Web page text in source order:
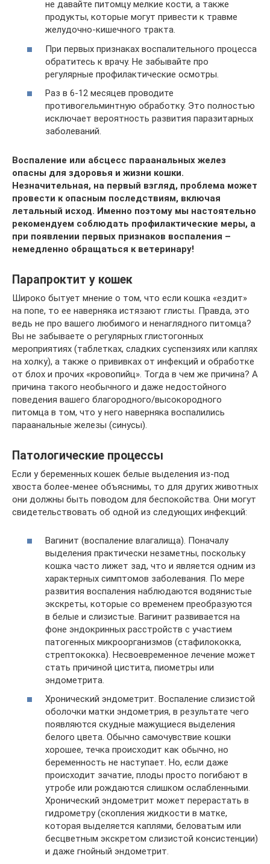
не давайте питомцу мелкие кости, а также
продукты, которые могут привести к травме
желудочно-кишечного тракта.
При первых признаках воспалительного процесса
обратитесь к врачу. Не забывайте про
регулярные профилактические осмотры.
Раз в 6-12 месяцев проводите
противогельминтную обработку. Это полностью
исключает вероятность развития паразитарных
заболеваний.
Воспаление или абсцесс параанальных желез
опасны для здоровья и жизни кошки.
Незначительная, на первый взгляд, проблема может
провести к опасным последствиям, включая
летальный исход. Именно поэтому мы настоятельно
рекомендуем соблюдать профилактические меры, а
при появлении первых признаков воспаления –
немедленно обращаться к ветеринару!
Парапроктит у кошек
Широко бытует мнение о том, что если кошка «ездит»
на попе, то ее наверняка истязают глисты. Правда, это
ведь не про вашего любимого и ненаглядного питомца?
Вы не забываете о регулярных глистогонных
мероприятиях (таблетках, сладких суспензиях или каплях
на холку), а также о прививках от инфекций и обработке
от блох и прочих «кровопийц». Тогда в чем же причина? А
причина такого необычного и даже недостойного
поведения вашего благородного/высокородного
питомца в том, что у него наверняка воспалились
параанальные железы (синусы).
Патологические процессы
Если у беременных кошек белые выделения из-под
хвоста более-менее объяснимы, то для других животных
они должны быть поводом для беспокойства. Они могут
свидетельствовать об одной из следующих инфекций:
Вагинит (воспаление влагалища). Поначалу
выделения практически незаметны, поскольку
кошка часто лижет зад, что и является одним из
характерных симптомов заболевания. По мере
развития воспаления наблюдаются водянистые
экскреты, которые со временем преобразуются
в белые и слизистые. Вагинит развивается на
фоне эндокринных расстройств с участием
патогенных микроорганизмов (стафилококка,
стрептококка). Несвоевременное лечение может
стать причиной цистита, пиометры или
эндометрита.
Хронический эндометрит. Воспаление слизистой
оболочки матки эндометрия, в результате чего
появляются скудные мажущиеся выделения
белого цвета. Обычно самочувствие кошки
хорошее, течка происходит как обычно, но
беременность не наступает. Но, если даже
происходит зачатие, плоды просто погибают в
утробе или рождаются слишком ослабленными.
Хронический эндометрит может перерастать в
гидрометру (скопления жидкости в матке,
которая выделяется каплями, беловатым или
бесцветным экскретом слизистой консистенции)
и даже гнойный эндометрит.